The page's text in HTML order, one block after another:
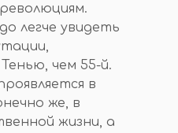
легче увидеть
чем 55-й.
в
же, в
жизни, а